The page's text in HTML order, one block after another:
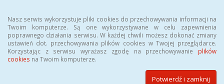
Nasz serwis wykorzystuje pliki cookies do przechowywania informacji na
Twoim komputerze. Są one wykorzystywane w celu zapewnienia
poprawnego działania serwisu. W każdej chwili możesz dokonać zmiany
ustawień dot. przechowywania plików cookies w Twojej przeglądarce.
Korzystając z serwisu wyrażasz zgodę na przechowywanie plików
cookies na Twoim komputerze.
Potwierdź i zamknij
BIULETYN INFORMACJI PUBLICZNEJ
Urzędu Miasta Opola